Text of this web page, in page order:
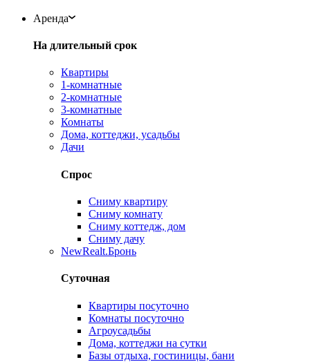
Аренда
На длительный срок
Квартиры
1-комнатные
2-комнатные
3-комнатные
Комнаты
Дома, коттеджи, усадьбы
Дачи
Спрос
Сниму квартиру
Сниму комнату
Сниму коттедж, дом
Сниму дачу
NewRealt.Бронь
Суточная
Квартиры посуточно
Комнаты посуточно
Агроусадьбы
Дома, коттеджи на сутки
Базы отдыха, гостиницы, бани